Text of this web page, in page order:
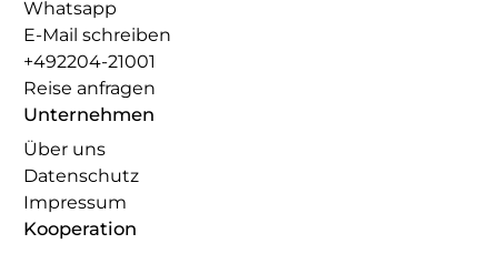
Whatsapp
E-Mail schreiben
+492204-21001
Reise anfragen
Unternehmen
Über uns
Datenschutz
Impressum
Kooperation